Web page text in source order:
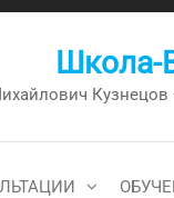
Школа-
Кузнецов